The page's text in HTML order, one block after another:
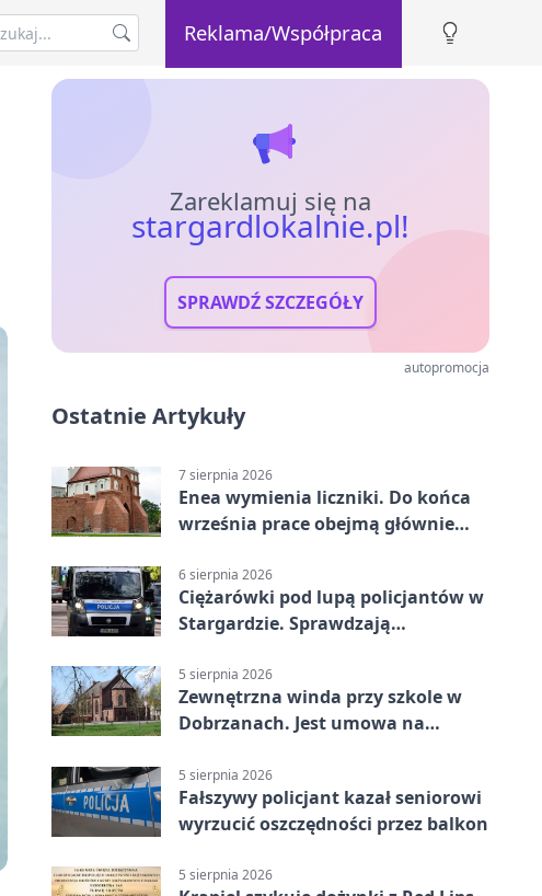
Reklama/Współpraca
Zareklamuj się na
stargardlokalnie.pl!
SPRAWDŹ SZCZEGÓŁY
autopromocja
Ostatnie Artykuły
7 sierpnia 2026
Enea wymienia liczniki. Do końca
września prace obejmą głównie
6 sierpnia 2026
Ciężarówki pod lupą policjantów w
Stargardzie. Sprawdzają
5 sierpnia 2026
Zewnętrzna winda przy szkole w
Dobrzanach. Jest umowa na
5 sierpnia 2026
Fałszywy policjant kazał seniorowi
wyrzucić oszczędności przez balkon
5 sierpnia 2026